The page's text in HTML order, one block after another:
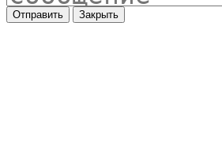
Отправить Закрыть